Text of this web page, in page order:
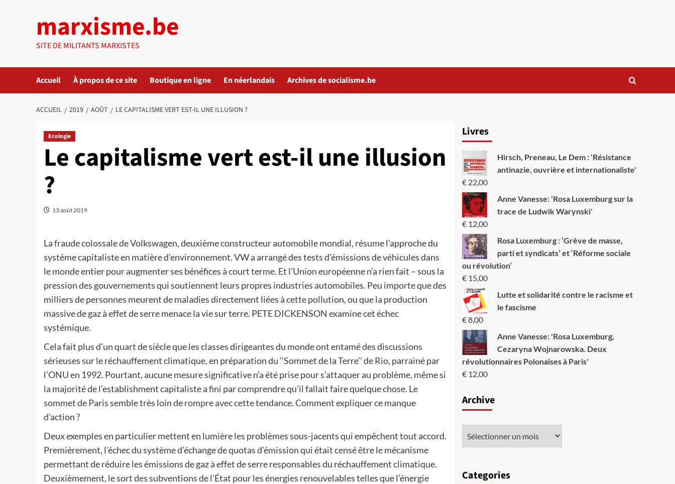
marxisme.be
SITE DE MILITANTS MARXISTES
Accueil À propos de ce site Boutique en ligne En néerlandais Archives de socialisme.be
ACCUEIL 2019 AOÛT LE CAPITALISME VERT EST-IL UNE ILLUSION ?
Ecologie
Le capitalisme vert est-il une illusion
?
13 août 2019
La fraude colossale de Volkswagen, deuxième constructeur automobile mondial, résume l’approche du
système capitaliste en matière d’environnement. VW a arrangé des tests d’émissions de véhicules dans
le monde entier pour augmenter ses bénéfices à court terme. Et l’Union européenne n’a rien fait – sous la
pression des gouvernements qui soutiennent leurs propres industries automobiles. Peu importe que des
milliers de personnes meurent de maladies directement liées à cette pollution, ou que la production
massive de gaz à effet de serre menace la vie sur terre. PETE DICKENSON examine cet échec
systémique.
Cela fait plus d’un quart de siècle que les classes dirigeantes du monde ont entamé des discussions
sérieuses sur le réchauffement climatique, en préparation du ‘‘Sommet de la Terre’’ de Rio, parrainé par
l’ONU en 1992. Pourtant, aucune mesure significative n’a été prise pour s’attaquer au problème, même si
la majorité de l’establishment capitaliste a fini par comprendre qu’il fallait faire quelque chose. Le
sommet de Paris semble très loin de rompre avec cette tendance. Comment expliquer ce manque
d’action ?
Deux exemples en particulier mettent en lumière les problèmes sous-jacents qui empêchent tout accord.
Premièrement, l’échec du système d’échange de quotas d’émission qui était censé être le mécanisme
permettant de réduire les émissions de gaz à effet de serre responsables du réchauffement climatique.
Deuxièmement, le sort des subventions de l’État pour les énergies renouvelables telles que l’énergie
Livres
Hirsch, Preneau, Le Dem : 'Résistance
antinazie, ouvrière et internationaliste'
€22,00
Anne Vanesse: 'Rosa Luxemburg sur la
trace de Ludwik Warynski'
€12,00
Rosa Luxemburg : ‘Grève de masse,
parti et syndicats’ et ‘Réforme sociale
ou révolution’
€15,00
Lutte et solidarité contre le racisme et
le fascisme
€8,00
Anne Vanesse: 'Rosa Luxemburg,
Cezaryna Wojnarowska. Deux
révolutionnaires Polonaises à Paris'
€12,00
Archive
Categories